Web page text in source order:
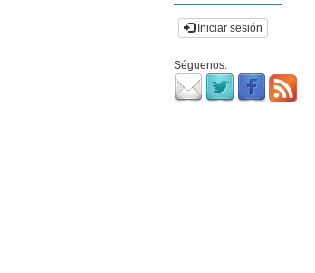
Iniciar sesión
Séguenos: